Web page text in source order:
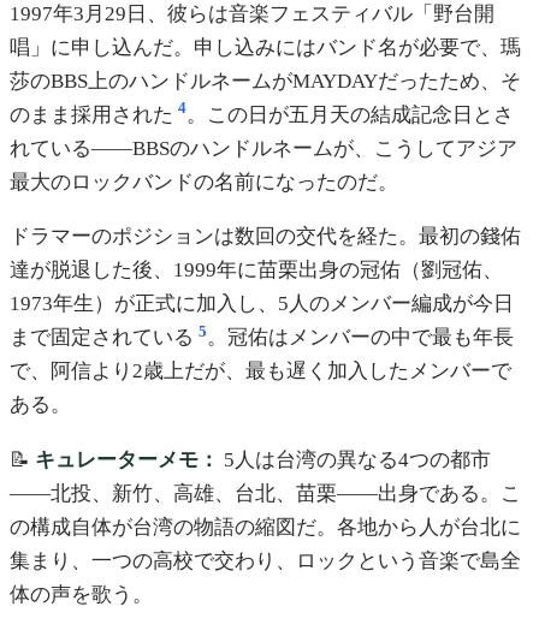
1997年3月29日、彼らは音楽フェスティバル「野台開
唱」に申し込んだ。申し込みにはバンド名が必要で、瑪
莎のBBS上のハンドルネームがMAYDAYだったため、そ
のまま採用された 4。この日が五月天の結成記念日とさ
れている——BBSのハンドルネームが、こうしてアジア
最大のロックバンドの名前になったのだ。
ドラマーのポジションは数回の交代を経た。最初の錢佑
達が脱退した後、1999年に苗栗出身の冠佑（劉冠佑、
1973年生）が正式に加入し、5人のメンバー編成が今日
まで固定されている 5。冠佑はメンバーの中で最も年長
で、阿信より2歳上だが、最も遅く加入したメンバーで
ある。
📝 キュレーターメモ： 5人は台湾の異なる4つの都市
——北投、新竹、高雄、台北、苗栗——出身である。こ
の構成自体が台湾の物語の縮図だ。各地から人が台北に
集まり、一つの高校で交わり、ロックという音楽で島全
体の声を歌う。